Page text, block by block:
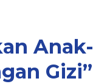
Anak-
Gizi”